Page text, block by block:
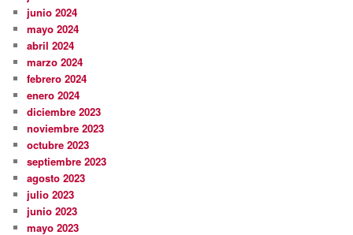
junio 2024
mayo 2024
abril 2024
marzo 2024
febrero 2024
enero 2024
diciembre 2023
noviembre 2023
octubre 2023
septiembre 2023
agosto 2023
julio 2023
junio 2023
mayo 2023